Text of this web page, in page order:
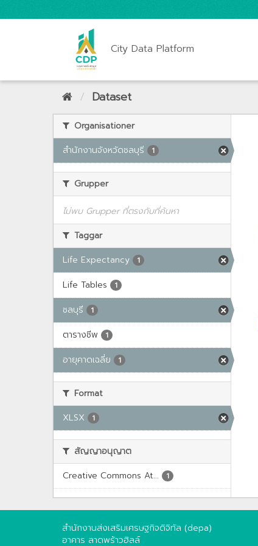
City Data Platform
Dataset
Organisationer
สำนักงานจังหวัดชลบุรี
1
Grupper
ไม่พบ Grupper ที่ตรงกับที่ค้นหา
Taggar
Life Expectancy
1
Life Tables 1
ชลบุรี 1
ตารางชีพ 1
อายุคาดเฉลี่ย 1
Format
XLSX
1
สัญญาอนุญาต
Creative Commons At...
1
สำนักงานส่งเสริมเศรษฐกิจดิจิทัล (depa)
อาคาร ลาดพร้าวฮิลล์